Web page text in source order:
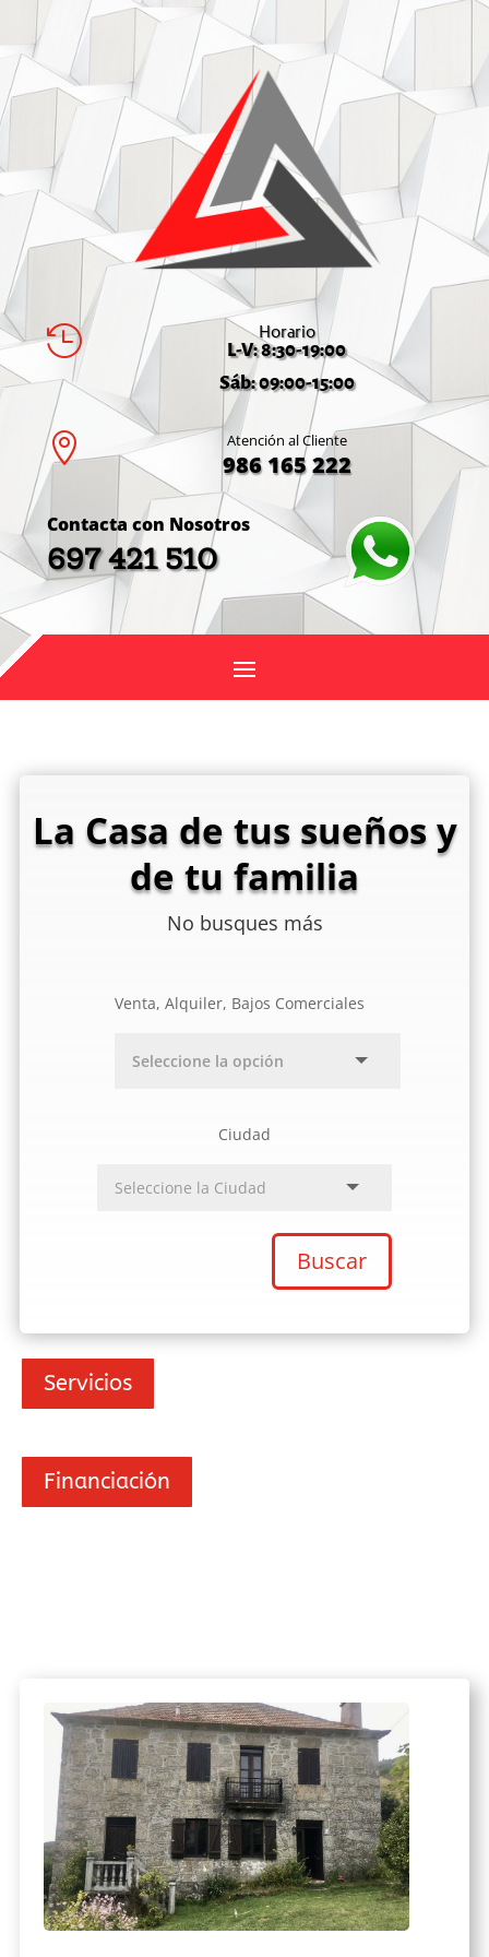
 Horario
L-V: 8:30-19:00
Sáb: 09:00-15:00
 Atención al Cliente
986 165 222
Contacta con Nosotros
697 421 510
La Casa de tus sueños y
de tu familia
No busques más
Venta, Alquiler, Bajos Comerciales
Ciudad
Buscar
Servicios
Financiación